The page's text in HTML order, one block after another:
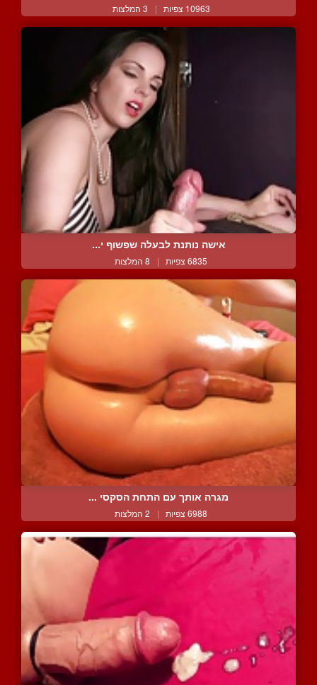
10963 צפיות | 3 המלצות
אישה נותנת לבעלה שפשוף י...
6835 צפיות | 8 המלצות
מגרה אותך עם התחת הסקסי ...
6988 צפיות | 2 המלצות